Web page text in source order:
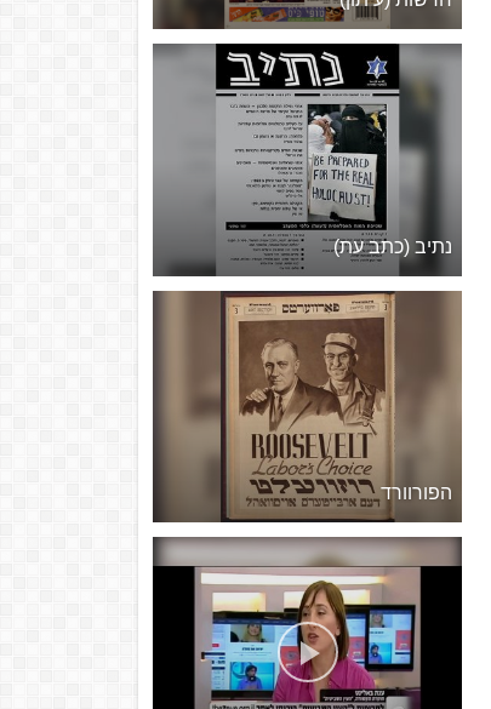
נתיב (כתב עת)
הפורוורד